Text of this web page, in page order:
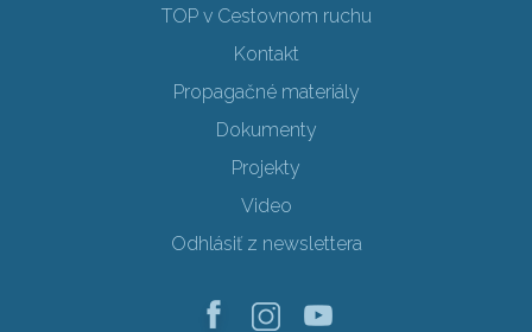
TOP v Cestovnom ruchu
Kontakt
Propagačné materiály
Dokumenty
Projekty
Video
Odhlásiť z newslettera